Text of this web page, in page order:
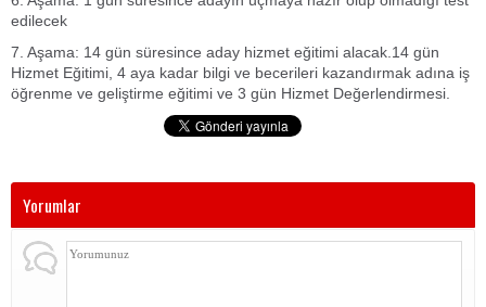
edilecek
7. Aşama: 14 gün süresince aday hizmet eğitimi alacak.14 gün
Hizmet Eğitimi, 4 aya kadar bilgi ve becerileri kazandırmak adına iş
öğrenme ve geliştirme eğitimi ve 3 gün Hizmet Değerlendirmesi.
Yorumlar